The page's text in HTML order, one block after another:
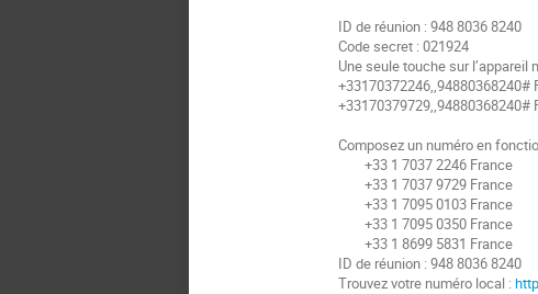
ID de réunion : 948 8036 8240
Code secret : 021924
Une seule touche sur l’appareil
+33170372246,,94880368240#
+33170379729,,94880368240#
Composez un numéro en
+33 1 7037 2246 France
+33 1 7037 9729 France
+33 1 7095 0103 France
+33 1 7095 0350 France
+33 1 8699 5831 France
ID de réunion : 948 8036 8240
Trouvez votre numéro local :